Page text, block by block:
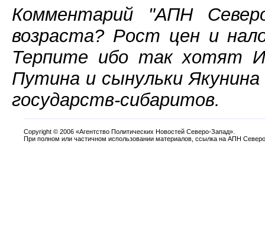
Комментарий "АПН
возраста? Рост цен и
Терпите ибо так хотят
Путина и сынульки
государств-сибаритов.
Copyright © 2006 «Агентство Политических Новостей Северо-Запад».
При полном или частичном использовании материалов, ссылка на АПН